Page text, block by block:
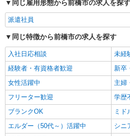
同じ雇用形態から前橋市の求人を探す
派遣社員
同じ特徴から前橋市の求人を探す
入社日応相談
未経
経験者・有資格者歓迎
新卒
女性活躍中
主婦
フリーター歓迎
学歴
ブランクOK
ミド
エルダー（50代～）活躍中
シニ